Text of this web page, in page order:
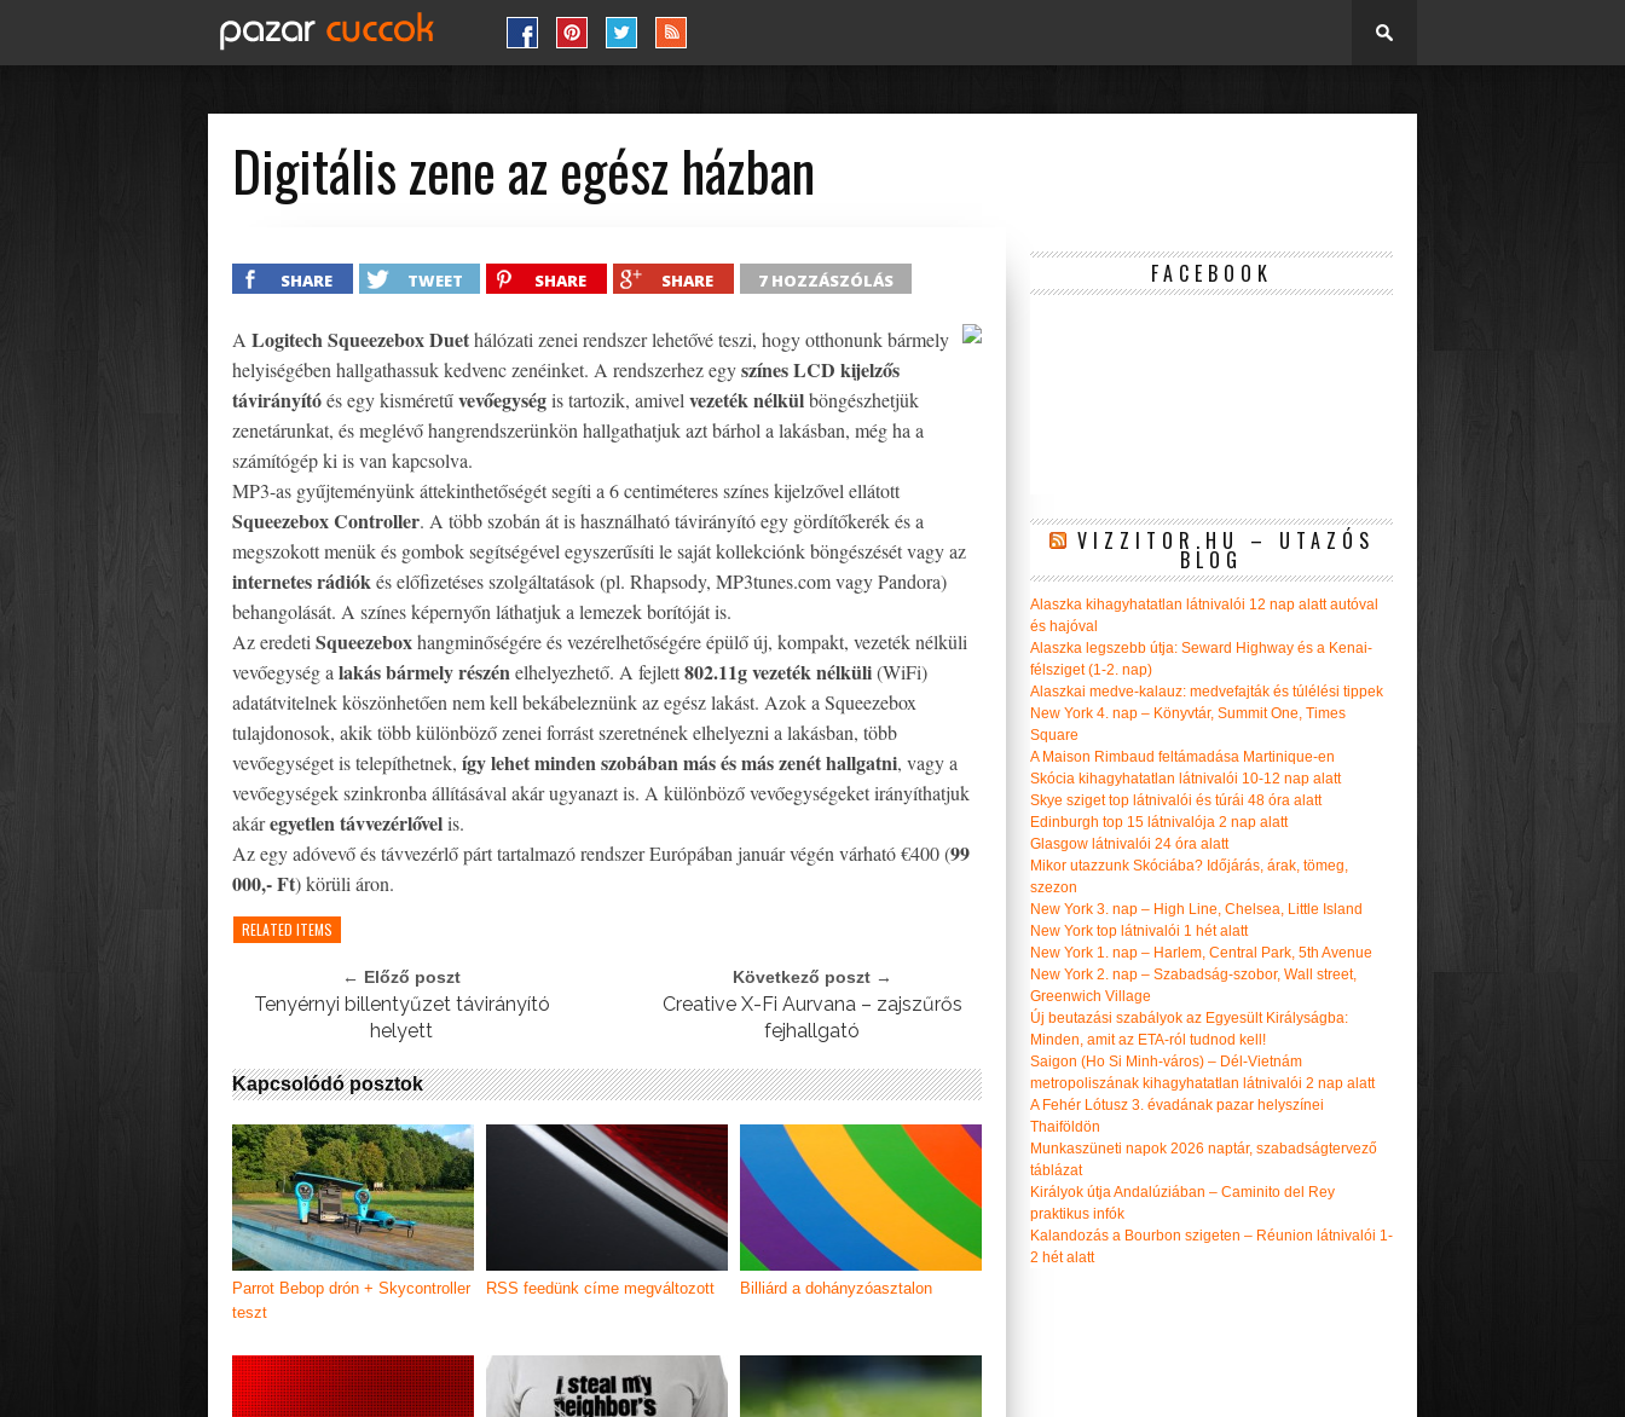
Digitális zene az egész házban
SHARE TWEET SHARE SHARE 7 HOZZÁSZÓLÁS
A Logitech Squeezebox Duethálózati zenei rendszer lehetővé teszi, hogy otthonunk bármely
helyiségében hallgathassuk kedvenc zenéinket. A rendszerhez egyszínes LCD kijelzős
távirányítóés egy kisméretűvevőegységis tartozik, amivel vezeték nélkülböngészhetjük
zenetárunkat, és meglévő hangrendszerünkön hallgathatjuk azt bárhol a lakásban, még ha a
számítógép ki is van kapcsolva.
MP3-as gyűjteményünk áttekinthetőségét segíti a 6 centiméteres színes kijelzővel ellátott
Squeezebox Controller. A több szobán át is használható távirányító egy gördítőkerék és a
megszokott menük és gombok segítségével egyszerűsíti le saját kollekciónk böngészését vagy az
internetes rádiókés előfizetéses szolgáltatások (pl. Rhapsody, MP3tunes.com vagy Pandora)
behangolását. A színes képernyőn láthatjuk a lemezek borítóját is.
Az eredeti Squeezeboxhangminőségére és vezérelhetőségére épülő új, kompakt, vezeték nélküli
vevőegység a lakás bármely részénelhelyezhető. A fejlett802.11g vezeték nélküli(WiFi)
adatátvitelnek köszönhetően nem kell bekábeleznünk az egész lakást. Azok a Squeezebox
tulajdonosok, akik több különböző zenei forrást szeretnének elhelyezni a lakásban, több
vevőegységet is telepíthetnek, így lehet minden szobában más és más zenét hallgatni, vagy a
vevőegységek szinkronba állításával akár ugyanazt is. A különböző vevőegységeket irányíthatjuk
akáregyetlen távvezérlővelis.
Az egy adóvevő és távvezérlő párt tartalmazó rendszer Európában január végén várható €400 (99
000,- Ft) körüli áron.
RELATED ITEMS
← Előző poszt
Tenyérnyi billentyűzet távirányító
helyett
Következő poszt →
Creative X-Fi Aurvana – zajszűrős
fejhallgató
Kapcsolódó posztok
Parrot Bebop drón + Skycontroller
teszt
RSS feedünk címe megváltozott Billiárd a dohányzóasztalon
FACEBOOK
VIZZITOR.HU – UTAZÓS
BLOG
Alaszka kihagyhatatlan látnivalói 12 nap alatt autóval
és hajóval
Alaszka legszebb útja: Seward Highway és a Kenai-
félsziget (1-2. nap)
Alaszkai medve-kalauz: medvefajták és túlélési tippek
New York 4. nap – Könyvtár, Summit One, Times
Square
A Maison Rimbaud feltámadása Martinique-en
Skócia kihagyhatatlan látnivalói 10-12 nap alatt
Skye sziget top látnivalói és túrái 48 óra alatt
Edinburgh top 15 látnivalója 2 nap alatt
Glasgow látnivalói 24 óra alatt
Mikor utazzunk Skóciába? Időjárás, árak, tömeg,
szezon
New York 3. nap – High Line, Chelsea, Little Island
New York top látnivalói 1 hét alatt
New York 1. nap – Harlem, Central Park, 5th Avenue
New York 2. nap – Szabadság-szobor, Wall street,
Greenwich Village
Új beutazási szabályok az Egyesült Királyságba:
Minden, amit az ETA-ról tudnod kell!
Saigon (Ho Si Minh-város) – Dél-Vietnám
metropoliszának kihagyhatatlan látnivalói 2 nap alatt
A Fehér Lótusz 3. évadának pazar helyszínei
Thaiföldön
Munkaszüneti napok 2026 naptár, szabadságtervező
táblázat
Királyok útja Andalúziában – Caminito del Rey
praktikus infók
Kalandozás a Bourbon szigeten – Réunion látnivalói 1-
2 hét alatt